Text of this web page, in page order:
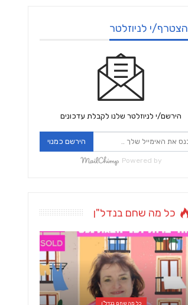
הצטרף/י לניוזלטר
הירשם/י לניוזלטר שלנו לקבלת עדכונים
הירשם כמנוי
Powered by
כל מה שחם בנדל"ן
כל מה שחם בנדל"ן